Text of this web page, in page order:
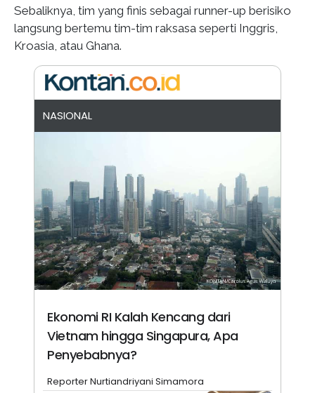
Sebaliknya, tim yang finis sebagai runner-up berisiko
langsung bertemu tim-tim raksasa seperti Inggris,
Kroasia, atau Ghana.
NASIONAL
Ekonomi RI Kalah Kencang dari
Vietnam hingga Singapura, Apa
Penyebabnya?
Reporter Nurtiandriyani Simamora